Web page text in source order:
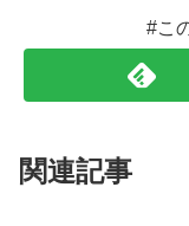
#こ
関連記事